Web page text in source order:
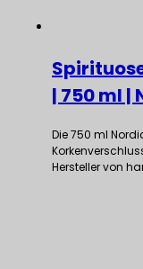
| 750 ml |
Die 750 ml
Hersteller von